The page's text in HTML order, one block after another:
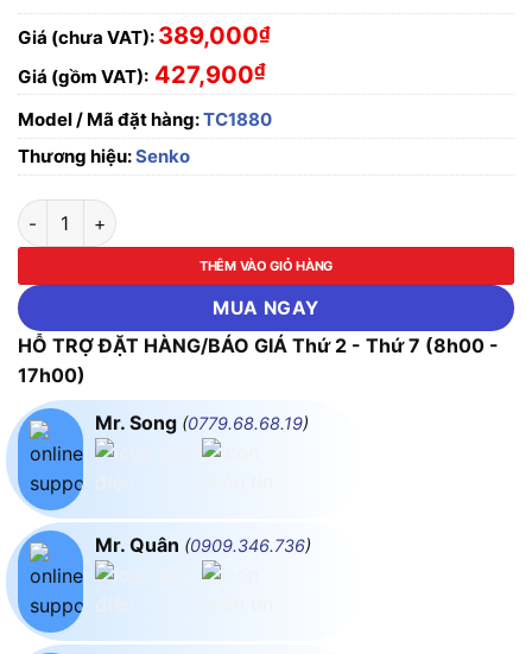
Giá (chưa VAT): 389,000₫
Giá (gồm VAT): 427,900₫
Model / Mã đặt hàng:TC1880
Thương hiệu:Senko
Quạt treo 2 dây công nghiệp Senko TC1880 - Dòng F25 - 18"
THÊM VÀO GIỎ HÀNG
MUA NGAY
HỖ TRỢ ĐẶT HÀNG/BÁO GIÁ Thứ 2 - Thứ 7 (8h00 -
17h00)
Mr. Song (0779.68.68.19)
Mr. Quân (0909.346.736)